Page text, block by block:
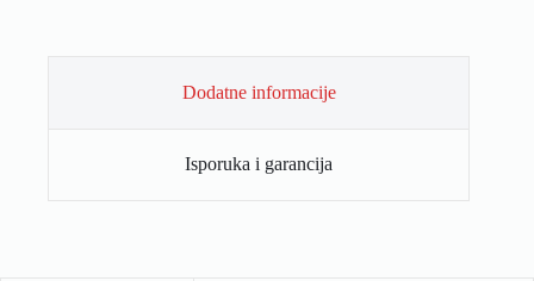
Dodatne informacije
Isporuka i garancija